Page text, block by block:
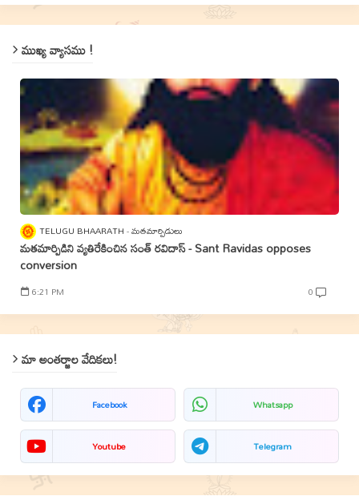
ముఖ్య వ్యాసము !
TELUGU BHAARATH మతమార్పిడులు
మతమార్పిడిని వ్యతిరేకించిన సంత్‌ రవిదాస్‌ - Sant Ravidas opposes
conversion
6:21 PM 0
మా అంతర్జాల వేదికలు!
Facebook Whatsapp
Youtube Telegram